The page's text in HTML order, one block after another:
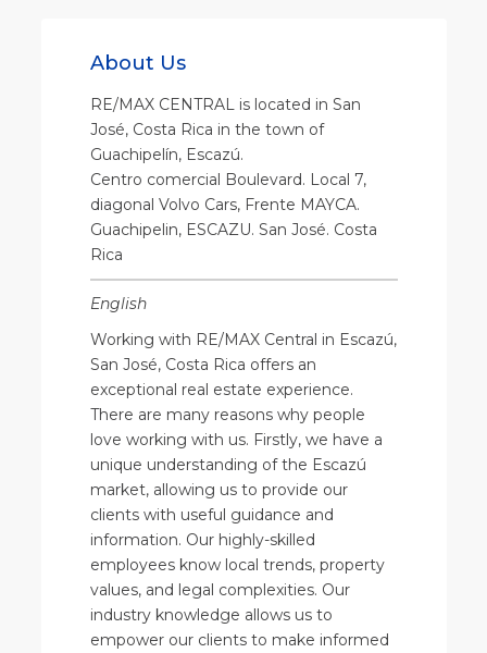
About Us
RE/MAX CENTRAL is located in San
José, Costa Rica in the town of
Guachipelín, Escazú.
Centro comercial Boulevard. Local 7,
diagonal Volvo Cars, Frente MAYCA.
Guachipelin, ESCAZU. San José. Costa
Rica
English
Working with RE/MAX Central in Escazú,
San José, Costa Rica offers an
exceptional real estate experience.
There are many reasons why people
love working with us. Firstly, we have a
unique understanding of the Escazú
market, allowing us to provide our
clients with useful guidance and
information. Our highly-skilled
employees know local trends, property
values, and legal complexities. Our
industry knowledge allows us to
empower our clients to make informed